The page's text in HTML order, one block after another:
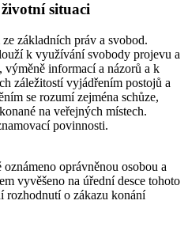
situaci
základních práv a svobod.
k využívání svobody projevu a
výměně informací a názorů a k
záležitostí vyjádřením postojů a
se rozumí zejména schůze,
na veřejných místech.
povinnosti.
oprávněnou osobou a
vyvěšeno na úřední desce tohoto
rozhodnutí o zákazu konání